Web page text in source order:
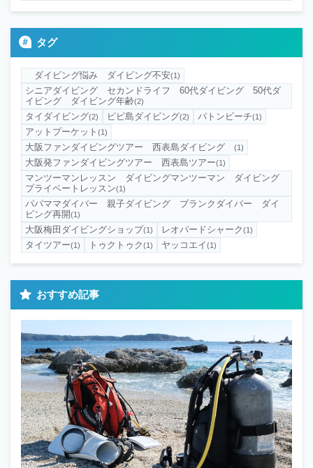
タグ
ダイビング悩み ダイビング不安(1)
シニアダイビング セカンドライフ 60代ダイビング 50代ダ
イビング ダイビング年齢(2)
タイダイビング(2) ピピ島ダイビング(2) パトンビーチ(1)
アットプーケット (1)
大阪ファンダイビングツアー 西表島ダイビング (1)
大阪発ファンダイビングツアー 西表島ツアー(1)
マンツーマンレッスン ダイビングマンツーマン ダイビング
プライベートレッスン(1)
パパママダイバー 親子ダイビング ブランクダイバー ダイ
ビング再開(1)
大阪梅田ダイビングショップ(1) レオパードシャーク(1)
タイツアー(1) トゥクトゥク(1) ヤッコエイ(1)
おすすめ記事